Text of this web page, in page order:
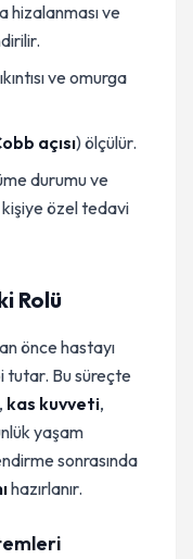
hizalanması ve
ve omurga
açısı) ölçülür.
durumu ve
özel tedavi
Rolü
önce hastayı
tutar. Bu süreçte
kas kuvveti,
yaşam
sonrasında
hazırlanır.